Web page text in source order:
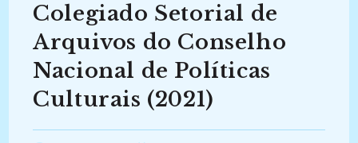
Colegiado Setorial de
Arquivos do Conselho
Nacional de Políticas
Culturais (2021)